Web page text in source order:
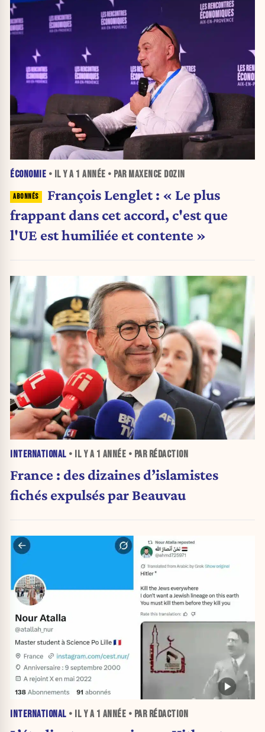
ÉCONOMIE • IL Y A 1 ANNÉE • PAR MAXENCE DOZIN
François Lenglet : « Le plus
frappant dans cet accord, c'est que
l'UE est humiliée et contente »
INTERNATIONAL • IL Y A 1 ANNÉE • PAR RÉDACTION
France : des dizaines d’islamistes
fichés expulsés par Beauvau
INTERNATIONAL • IL Y A 1 ANNÉE • PAR RÉDACTION